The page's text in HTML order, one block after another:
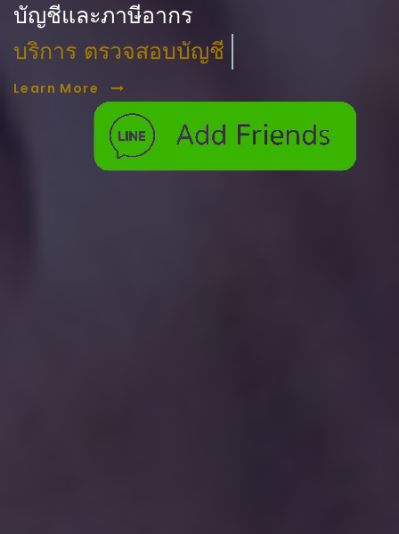
บัญชีและภาษีอากร
บริการ ตรวจสอบบัญชี
Learn More